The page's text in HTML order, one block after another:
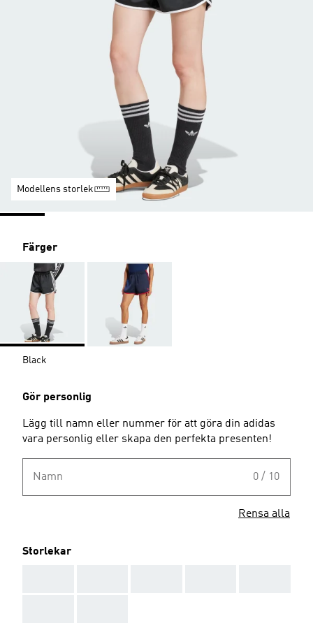
Modellens storlek
Färger
Black
Gör personlig
Lägg till namn eller nummer för att göra din adidas
vara personlig eller skapa den perfekta presenten!
Namn 0 / 10
Rensa alla
Storlekar